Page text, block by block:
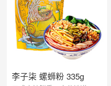
李子柒 螺蛳粉 335g